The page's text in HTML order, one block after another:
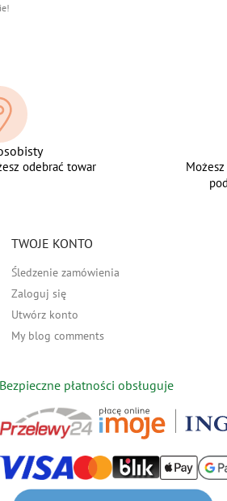
odebrać towar
TWOJE KONTO
Śledzenie zamówienia
Zaloguj się
Utwórz konto
My blog comments
Bezpieczne płatności obsługuje